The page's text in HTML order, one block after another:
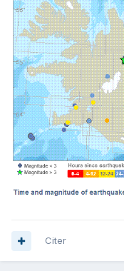
Citer